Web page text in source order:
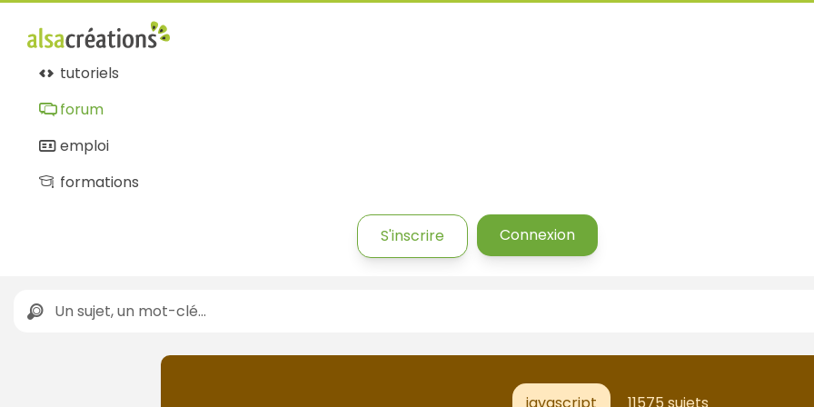
tutoriels
forum
emploi
formations
S'inscrire Connexion